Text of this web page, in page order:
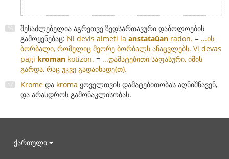
შესაძლებელია აგრეთვე ზედსართავური დაბოლოების
გამოყენებაც: Ni devis almeti la anstataŭan radon. = ...ის
ბორბალი, რომელიც მეორე ბორბალს ანაცვლებს. Vi devas
pagi kroman kotizon. = ...დამატებითი საფასური, იმის
გარდა, რაც უკვე გადაიხადე(თ).
Krome და kroma ყოველთვის დამატებითობას აღნიშნავენ,
და არასდროს გამონაკლისობას.
ქართული